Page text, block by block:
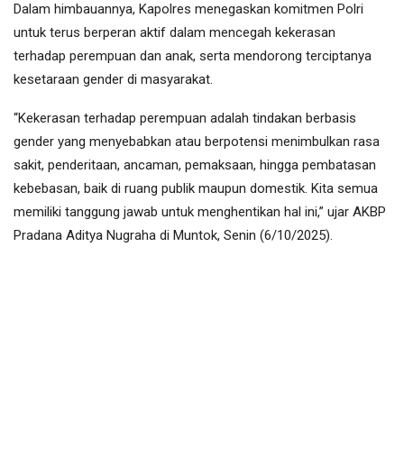
Dalam himbauannya, Kapolres menegaskan komitmen Polri
untuk terus berperan aktif dalam mencegah kekerasan
terhadap perempuan dan anak, serta mendorong terciptanya
kesetaraan gender di masyarakat.
“Kekerasan terhadap perempuan adalah tindakan berbasis
gender yang menyebabkan atau berpotensi menimbulkan rasa
sakit, penderitaan, ancaman, pemaksaan, hingga pembatasan
kebebasan, baik di ruang publik maupun domestik. Kita semua
memiliki tanggung jawab untuk menghentikan hal ini,” ujar AKBP
Pradana Aditya Nugraha di Muntok, Senin (6/10/2025).